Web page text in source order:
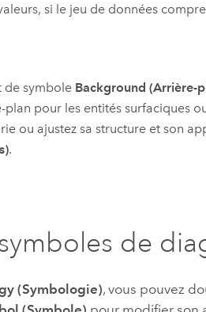
si le jeu de données
de symbole Background (Arrière-
plan pour les entités surfaciques
ou ajustez sa structure et son
.
de
(Symbologie), vous pouvez